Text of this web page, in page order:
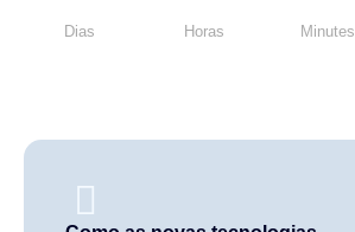
Dias Horas Minutes